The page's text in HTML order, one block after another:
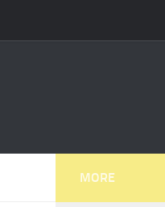
MORE